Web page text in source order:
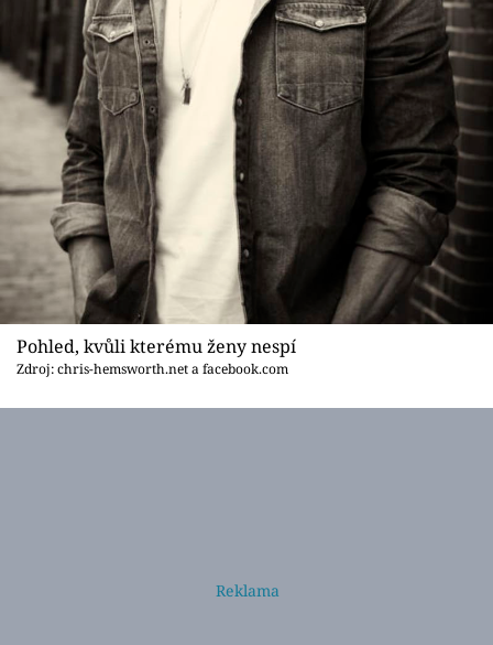
Pohled, kvůli kterému ženy nespí
Zdroj: chris-hemsworth.net a facebook.com